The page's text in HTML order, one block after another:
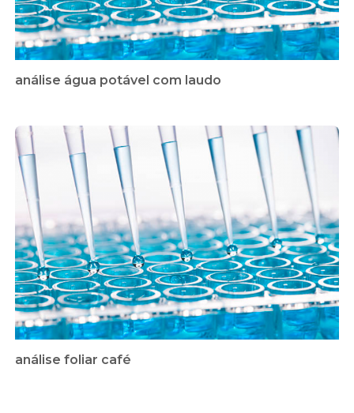
análise água potável com laudo
análise foliar café